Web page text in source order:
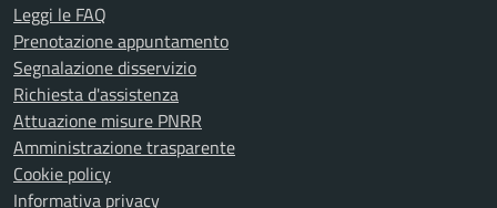
Leggi le FAQ
Prenotazione appuntamento
Segnalazione disservizio
Richiesta d'assistenza
Attuazione misure PNRR
Amministrazione trasparente
Cookie policy
Informativa privacy